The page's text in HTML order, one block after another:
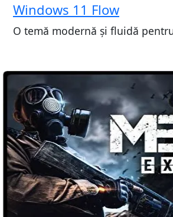
Windows 11 Flow
O temă modernă și fluidă